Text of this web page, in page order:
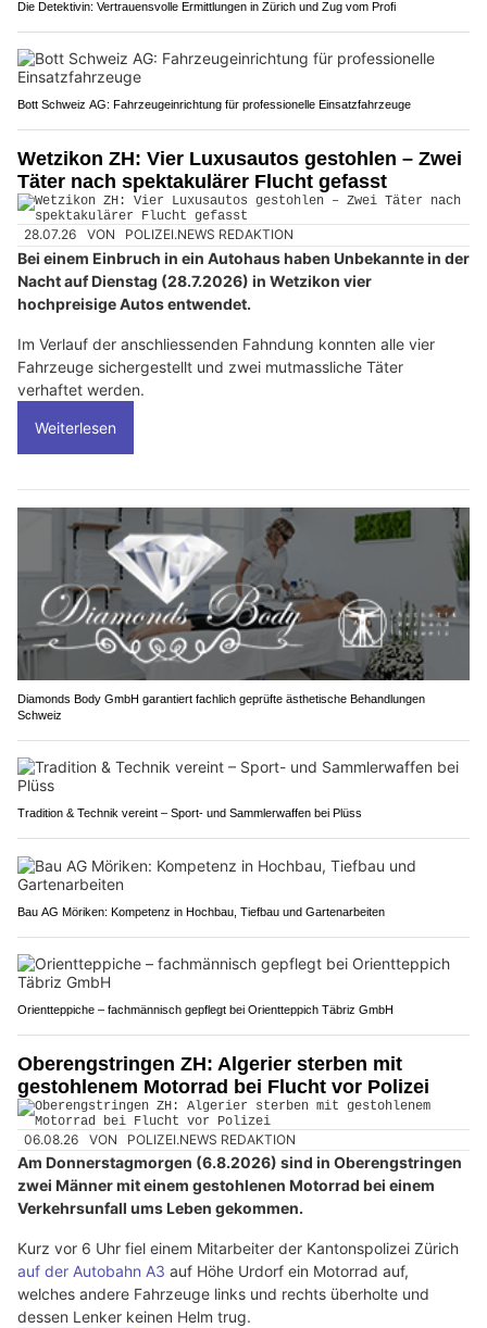
Die Detektivin: Vertrauensvolle Ermittlungen in Zürich und Zug vom Profi
Bott Schweiz AG: Fahrzeugeinrichtung für professionelle Einsatzfahrzeuge
Wetzikon ZH: Vier Luxusautos gestohlen – Zwei
Täter nach spektakulärer Flucht gefasst
28.07.26 VON POLIZEI.NEWS REDAKTION
Bei einem Einbruch in ein Autohaus haben Unbekannte in der
Nacht auf Dienstag (28.7.2026) in Wetzikon vier
hochpreisige Autos entwendet.
Im Verlauf der anschliessenden Fahndung konnten alle vier
Fahrzeuge sichergestellt und zwei mutmassliche Täter
verhaftet werden.
Weiterlesen
Diamonds Body GmbH garantiert fachlich geprüfte ästhetische Behandlungen
Schweiz
Tradition & Technik vereint – Sport- und Sammlerwaffen bei Plüss
Bau AG Möriken: Kompetenz in Hochbau, Tiefbau und Gartenarbeiten
Orientteppiche – fachmännisch gepflegt bei Orientteppich Täbriz GmbH
Oberengstringen ZH: Algerier sterben mit
gestohlenem Motorrad bei Flucht vor Polizei
06.08.26 VON POLIZEI.NEWS REDAKTION
Am Donnerstagmorgen (6.8.2026) sind in Oberengstringen
zwei Männer mit einem gestohlenen Motorrad bei einem
Verkehrsunfall ums Leben gekommen.
Kurz vor 6 Uhr fiel einem Mitarbeiter der Kantonspolizei Zürich
auf der Autobahn A3 auf Höhe Urdorf ein Motorrad auf,
welches andere Fahrzeuge links und rechts überholte und
dessen Lenker keinen Helm trug.